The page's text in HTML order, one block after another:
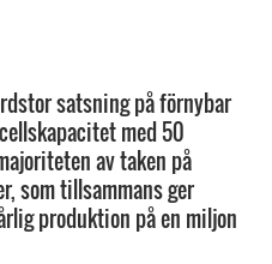
satsning på förnybar
med 50
av taken på
som tillsammans ger
produktion på en miljon